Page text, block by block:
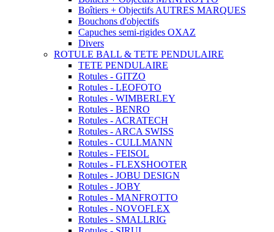
Boîtiers + Objectifs AUTRES MARQUES
Bouchons d'objectifs
Capuches semi-rigides OXAZ
Divers
ROTULE BALL & TETE PENDULAIRE
TETE PENDULAIRE
Rotules - GITZO
Rotules - LEOFOTO
Rotules - WIMBERLEY
Rotules - BENRO
Rotules - ACRATECH
Rotules - ARCA SWISS
Rotules - CULLMANN
Rotules - FEISOL
Rotules - FLEXSHOOTER
Rotules - JOBU DESIGN
Rotules - JOBY
Rotules - MANFROTTO
Rotules - NOVOFLEX
Rotules - SMALLRIG